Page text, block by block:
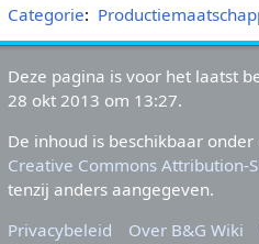
Categorie:
Deze pagina is voor het laatst
28 okt 2013 om 13:27.
De inhoud is beschikbaar onder
Creative Commons Attribution-
tenzij anders aangegeven.
Privacybeleid
Over B&G Wiki